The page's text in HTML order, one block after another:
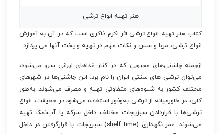
هنر تهیه انواع ترشی
کتاب هنر تهیه انواع ترشی اثر اکرم ذاکری است که در آن به آموزش
انواع ترشی، مربا و سس و نکات مهم در تهیه و پخت آنها می پردازد.
ازجمله چاشنی‏‌های محبوبی که در کنار غذاهای ایرانی سرو می‌‏شود،
می‌‏توان ترشی ‏های سنتی ایران را نام برد. این چاشنی‏‌ها در شهرهای
مختلف کشور به شیوه‌‏های متفاوتی تهیه و مصرف می‏‌شوند. به‏‌طور
کلی، در خاورمیانه از ترشی‏ به‌‏وفور استفاده می‌‏شود.در حقیقت، انواع
ترشی‏‌ها با قراردادن سبزیجات مختلف داخل سرکه یا آب‌‏نمک تهیه
می‌‏شوند. عمر نگهداری (shelf time) سبزیجات با قرارگرفتن در داخل